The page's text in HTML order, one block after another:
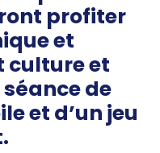
profiter
et
culture et
de
et d’un jeu